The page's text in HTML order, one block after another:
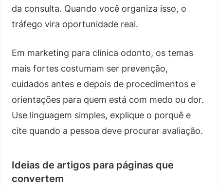
da consulta. Quando você organiza isso, o
tráfego vira oportunidade real.
Em marketing para clinica odonto, os temas
mais fortes costumam ser prevenção,
cuidados antes e depois de procedimentos e
orientações para quem está com medo ou dor.
Use linguagem simples, explique o porquê e
cite quando a pessoa deve procurar avaliação.
Ideias de artigos para páginas que
convertem